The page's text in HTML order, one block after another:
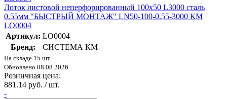
Лоток листовой неперфорированный 100х50 L3000 сталь
0.55мм "БЫСТРЫЙ МОНТАЖ" LN50-100-0.55-3000 КМ
LO0004
Артикул: LO0004
Бренд:
СИСТЕМА КМ
На складе 15 шт.
Обновлено 08.08.2026
Розничная цена:
881.14 руб. / шт.
-